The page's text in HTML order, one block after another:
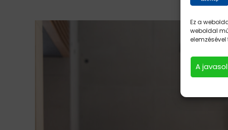
Ez a
weboldal
A